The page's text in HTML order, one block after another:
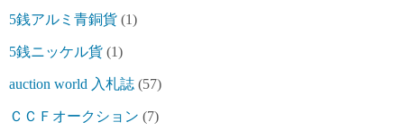
5銭アルミ青銅貨 (1)
5銭ニッケル貨 (1)
auction world 入札誌 (57)
ＣＣＦオークション (7)